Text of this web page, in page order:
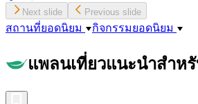
Next slide Previous slide
สถานที่ยอดนิยม กิจกรรมยอดนิยม
แพลนเที่ยวแนะนำสำห